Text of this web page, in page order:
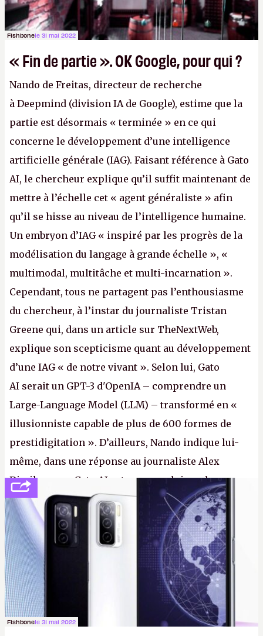
Fishbonele 31 mai 2022
« Fin de partie ». OK Google, pour qui ?
Nando de Freitas, directeur de recherche
à Deepmind (division IA de Google), estime que la
partie est désormais « terminée » en ce qui
concerne le développement d’une intelligence
artificielle générale (IAG). Faisant référence à Gato
AI, le chercheur explique qu’il suffit maintenant de
mettre à l’échelle cet « agent généraliste » afin
qu’il se hisse au niveau de l’intelligence humaine.
Un embryon d’IAG « inspiré par les progrès de la
modélisation du langage à grande échelle », «
multimodal, multitâche et multi-incarnation ».
Cependant, tous ne partagent pas l’enthousiasme
du chercheur, à l’instar du journaliste Tristan
Greene qui, dans un article sur TheNextWeb,
explique son scepticisme quant au développement
d’une IAG « de notre vivant ». Selon lui, Gato
AI serait un GPT-3 d'OpenIA – comprendre un
Large-Language Model (LLM) – transformé en «
illusionniste capable de plus de 600 formes de
prestidigitation ». D’ailleurs, Nando indique lui-
même, dans une réponse au journaliste Alex
Dimikas, que Gato AI est « encore loin » de
prétendre réussir le célèbre test de Turing. (Crédit
photo : Pexels - Arthur Brognoli)
Fishbonele 31 mai 2022